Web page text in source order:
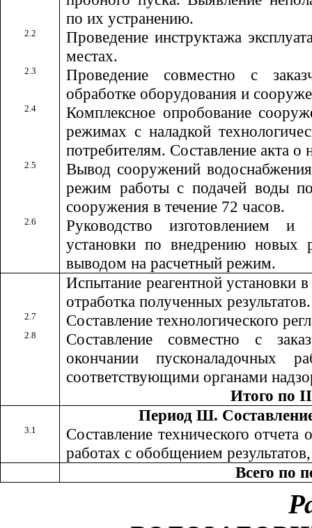
по их устранению.
2.2
Проведение инструктажа
местах.
2.3
Проведение совместно с
обработке оборудования и
2.4
Комплексное опробование
режимах с наладкой
потребителям. Составление акта о
2.5
Вывод сооружений
режим работы с подачей воды
сооружения в течение 72 часов.
2.6
Руководство изготовлением и
установки по внедрению новых
выводом на расчетный режим.
Испытание реагентной установки
отработка полученных результатов.
2.7 Составление технологического
2.8
Составление совместно с
окончании пусконаладочных
соответствующими органами
Итого по
Период Ш. Составление
3.1
Составление технического
работах с обобщением
Всего по